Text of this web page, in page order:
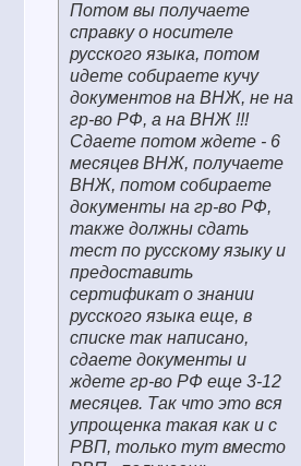
Потом вы получаете
справку о носителе
русского языка, потом
идете собираете кучу
документов на ВНЖ, не на
гр-во РФ, а на ВНЖ !!!
Сдаете потом ждете - 6
месяцев ВНЖ, получаете
ВНЖ, потом собираете
документы на гр-во РФ,
также должны сдать
тест по русскому языку и
предоставить
сертификат о знании
русского языка еще, в
списке так написано,
сдаете документы и
ждете гр-во РФ еще 3-12
месяцев. Так что это вся
упрощенка такая как и с
РВП, только тут вместо